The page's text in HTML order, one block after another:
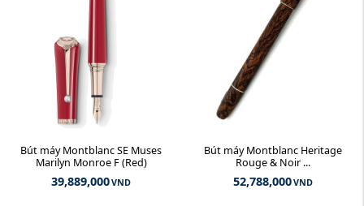
Bút máy Montblanc SE Muses
Marilyn Monroe F (Red)
39,889,000VND
Bút máy Montblanc Heritage
Rouge & Noir ...
52,788,000VND